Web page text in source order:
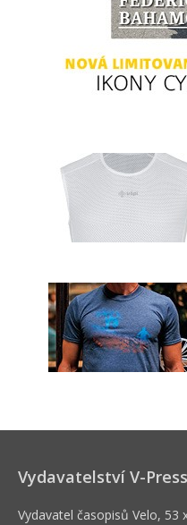
Vydavatelství V-
Vydavatel časopisů Velo, 53